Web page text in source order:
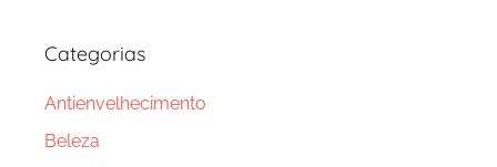
Categorias
Antienvelhecimento
Beleza